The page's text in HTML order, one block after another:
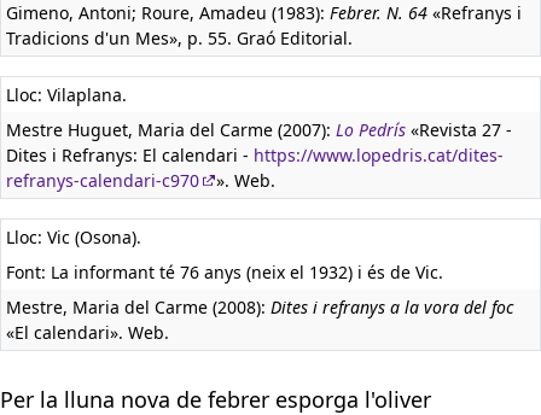
Gimeno, Antoni; Roure, Amadeu (1983): Febrer. N. 64 «Refranys i
Tradicions d'un Mes», p. 55. Graó Editorial.
Lloc: Vilaplana.
Mestre Huguet, Maria del Carme (2007): Lo Pedrís «Revista 27 -
Dites i Refranys: El calendari - https://www.lopedris.cat/dites-
refranys-calendari-c970
». Web.
Lloc: Vic (Osona).
Font: La informant té 76 anys (neix el 1932) i és de Vic.
Mestre, Maria del Carme (2008): Dites i refranys a la vora del foc
«El calendari». Web.
Per la lluna nova de febrer esporga l'oliver